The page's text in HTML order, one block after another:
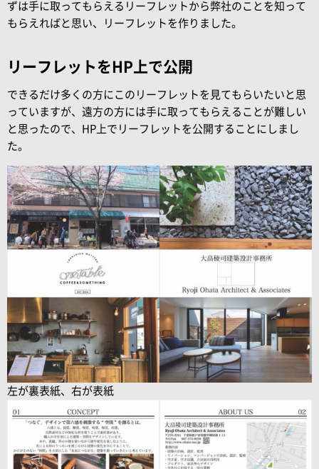
ずは手に取ってもらえるリーフレットから弊社のことを知って
もらえればと思い、リーフレットを作りました。
リーフレットをHP上で公開
できるだけ多くの方にこのリーフレットを見てもらいたいと思
っていますが、遠方の方には手に取ってもらえることが難しい
と思ったので、HP上でリーフレットを公開することにしまし
た。
左が裏表紙、右が表紙